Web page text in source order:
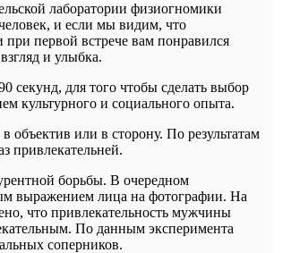
лаборатории физиогномики
и если мы видим, что
при первой встрече вам понравился
и улыбка.
секунд, для того чтобы сделать выбор
культурного и социального опыта.
объектив или в сторону. По результатам
привлекательней.
борьбы. В очередном
выражением лица на фотографии. На
что привлекательность мужчины
По данным эксперимента
соперников.